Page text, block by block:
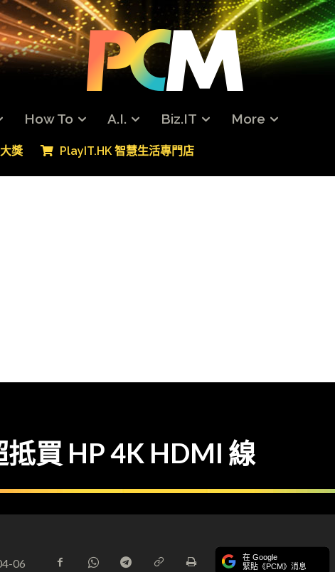
How To A.I. Biz.IT More
獎 PlayIT.HK 智慧生活專門店
抵買 HP 4K HDMI 線
06 在 Google
緊貼《PCM》消息